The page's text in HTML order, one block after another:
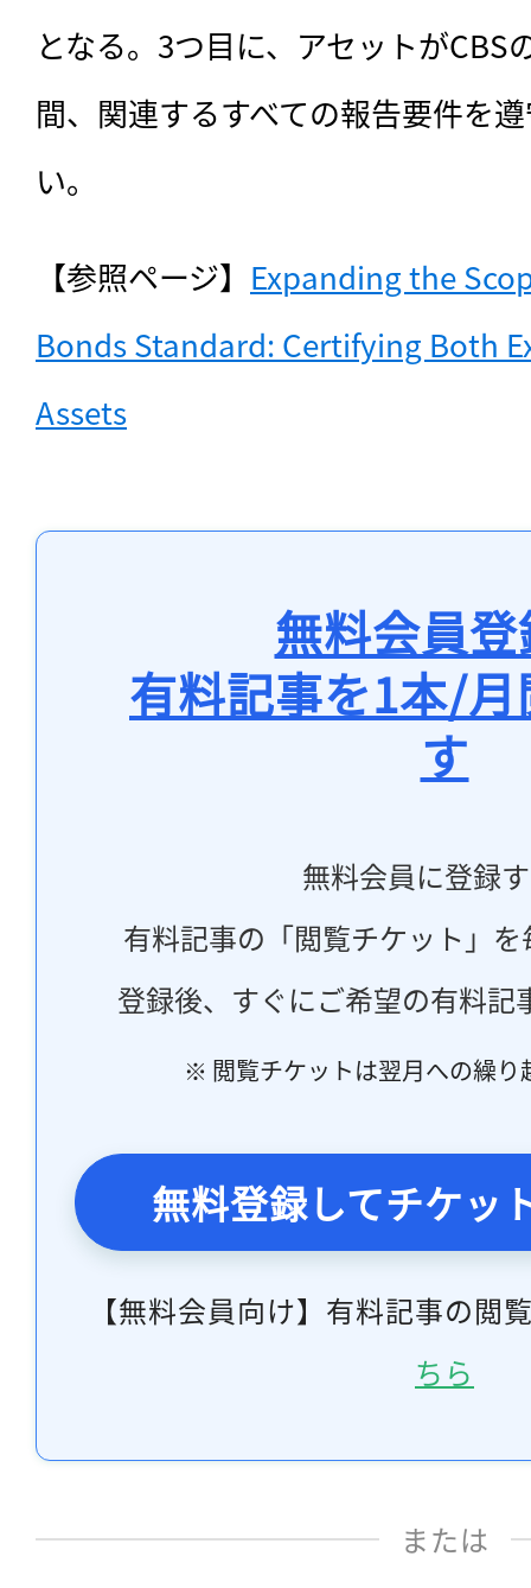
となる。3つ目に、アセットがCBS
間、関連するすべての報告要件を
い。
【参照ページ】 Expanding the
Bonds Standard: Certifying Both
Assets
無料会員
有料記事を1本/
す
無料会員に登録
有料記事の「閲覧チケット」
登録後、すぐにご希望の有料記
※ 閲覧チケットは翌月への繰り
無料登録してチケッ
【無料会員向け】有料記事の閲
ちら
または